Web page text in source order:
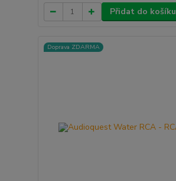
Přidat do košíku
Doprava ZDARMA